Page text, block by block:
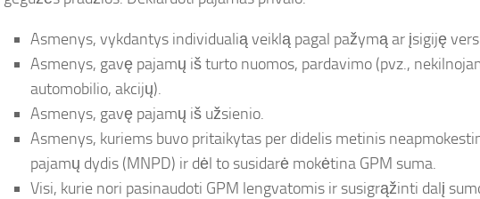
Asmenys, vykdantys individualią veiklą pagal pažymą ar įsigiję
Asmenys, gavę pajamų iš turto nuomos, pardavimo (pvz.,
automobilio, akcijų).
Asmenys, gavę pajamų iš užsienio.
Asmenys, kuriems buvo pritaikytas per didelis metinis
pajamų dydis (MNPD) ir dėl to susidarė mokėtina GPM suma.
Visi, kurie nori pasinaudoti GPM lengvatomis ir susigrąžinti dalį